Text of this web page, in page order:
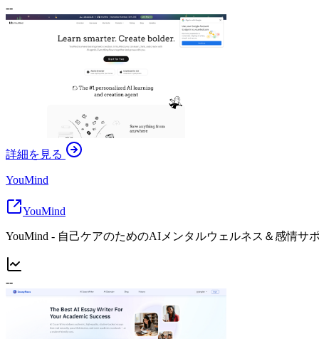
--
詳細を見る
YouMind
YouMind
YouMind - 自己ケアのためのAIメンタルウェルネス＆感情サ
--